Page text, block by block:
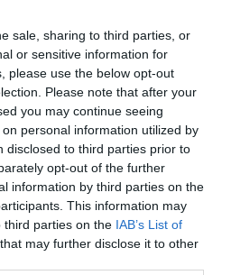
sale, sharing to third parties, or
or sensitive information for
please use the below opt-out
Please note that after your
you may continue seeing
personal information utilized by
disclosed to third parties prior to
opt-out of the further
information by third parties on the
This information may
third parties on the IAB’s List of
that may further disclose it to other
αφοπλισμό της Χαμάς
δύο κρατών αποτελεί την
Κύπρο
στο Κορωπί Αττικής - Ήχησε
μέσα
ο Ότο Ρεχάγκελ: Η ανάρτηση και
Ελλάδος